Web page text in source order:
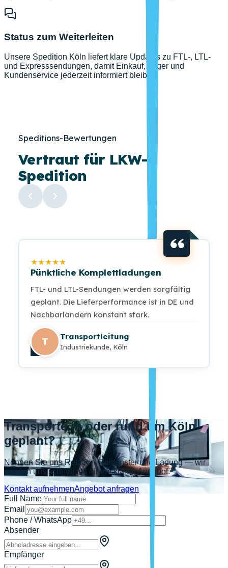
Status zum Weiterleiten
Unsere Spedition Köln liefert klare Updates zu FTL-, LTL-
und Expresssendungen, damit Einkauf, Lager und
Kundenservice jederzeit informiert bleiben.
Speditions-Bewertungen
Vertraut für LKW-
Spedition
★★★★★
Pünktliche Komplettladungen
FTL- und LTL-Sendungen werden sorgfältig
geplant. Die Lieferperformance ist in DE und
Nachbarländern konstant stark.
T Transportleitung
Industriekunde, Köln
Transporte in oder rund um Köln
geplant?
Nennen Sie uns Relation, Zeitfenster und Ladung — wir
melden uns schnell mit einem klaren Angebot.
Kontakt aufnehmenAngebot anfragen
Full Name
Email
Phone / WhatsApp
Absender
Empfänger